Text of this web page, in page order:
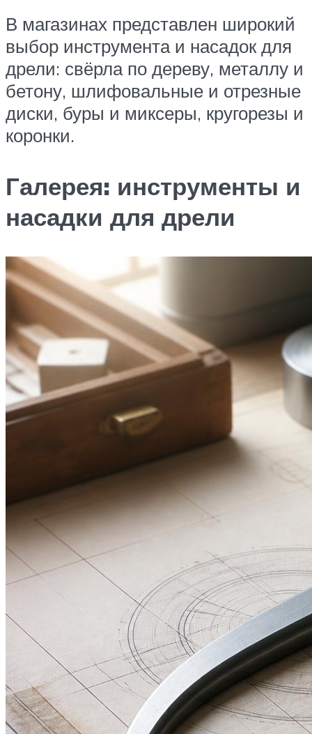
В магазинах представлен широкий
выбор инструмента и насадок для
дрели: свёрла по дереву, металлу и
бетону, шлифовальные и отрезные
диски, буры и миксеры, кругорезы и
коронки.
Галерея: инструменты и
насадки для дрели